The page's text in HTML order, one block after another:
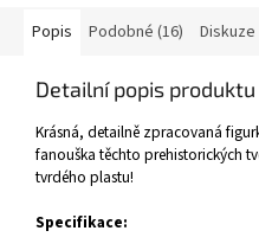
Popis Podobné (16) Diskuze
Detailní popis produktu
Krásná, detailně zpracovaná
fanouška těchto prehistorických
tvrdého plastu!
Specifikace: